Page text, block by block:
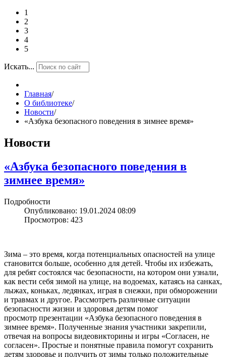
1
2
3
4
5
Искать...
Главная/
О библиотеке/
Новости/
«Азбука безопасного поведения в зимнее время»
Новости
«Азбука безопасного поведения в
зимнее время»
Подробности
Опубликовано: 19.01.2024 08:09
Просмотров: 423
Зима – это время, когда потенциальных опасностей на улице
становится больше, особенно для детей. Чтобы их избежать,
для ребят состоялся час безопасности, на котором они узнали,
как вести себя зимой на улице, на водоемах, катаясь на санках,
лыжах, коньках, ледянках, играя в снежки, при обморожении
и травмах и другое. Рассмотреть различные ситуации
безопасности жизни и здоровья детям помог
просмотр презентации «Азбука безопасного поведения в
зимнее время». Полученные знания участники закрепили,
отвечая на вопросы видеовикторины и игры «Согласен, не
согласен». Простые и понятные правила помогут сохранить
детям здоровье и получить от зимы только положительные